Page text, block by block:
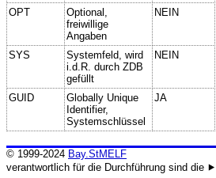
OPT
Optional,
freiwillige
Angaben
NEIN
SYS
Systemfeld, wird
i.d.R. durch ZDB
gefüllt
NEIN
GUID
Globally Unique
Identifier,
Systemschlüssel
JA
© 1999-2024 Bay.StMELF
verantwortlich für die Durchführung sind die ⯈